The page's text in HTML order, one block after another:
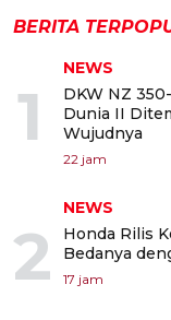
BERITA
1
NEWS
DKW NZ
Dunia II
Wujudnya
22 jam
2
NEWS
Honda Rilis
Bedanya
17 jam